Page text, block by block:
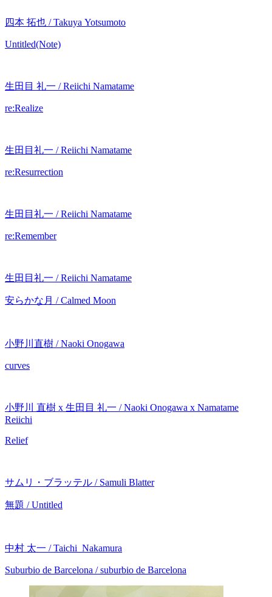
四本 拓也 / Takuya Yotsumoto
Untitled(Note)
生田目 礼一 / Reiichi Namatame
re:Realize
生田目礼一 / Reiichi Namatame
re:Resurrection
生田目礼一 / Reiichi Namatame
re:Remember
生田目礼一 / Reiichi Namatame
安らかな月 / Calmed Moon
小野川直樹 / Naoki Onogawa
curves
小野川 直樹 x 生田目 礼一 / Naoki Onogawa x Namatame
Reiichi
Relief
サムリ・ブラッテル / Samuli Blatter
無題 / Untitled
中村 太一 / Taichi Nakamura
Suburbio de Barcelona / suburbio de Barcelona